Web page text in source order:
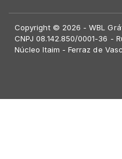
Copyright © 2026 - WBL
CNPJ 08.142.850/0001-36 -
Núcleo Itaim - Ferraz de